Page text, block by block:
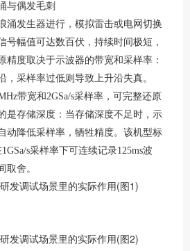
与偶发毛刺
涌发生器进行，模拟雷击或电网切换
号幅值可达数百伏，持续时间极短，
精度取决于示波器的带宽和采样率：
，采样率过低则导致上升沿失真。
带宽和2GSa/s采样率，可完整还原
是存储深度：当存储深度不足时，示
动降低采样率，牺牲精度。该机型标
s采样率下可连续记录125ms波
取舍。